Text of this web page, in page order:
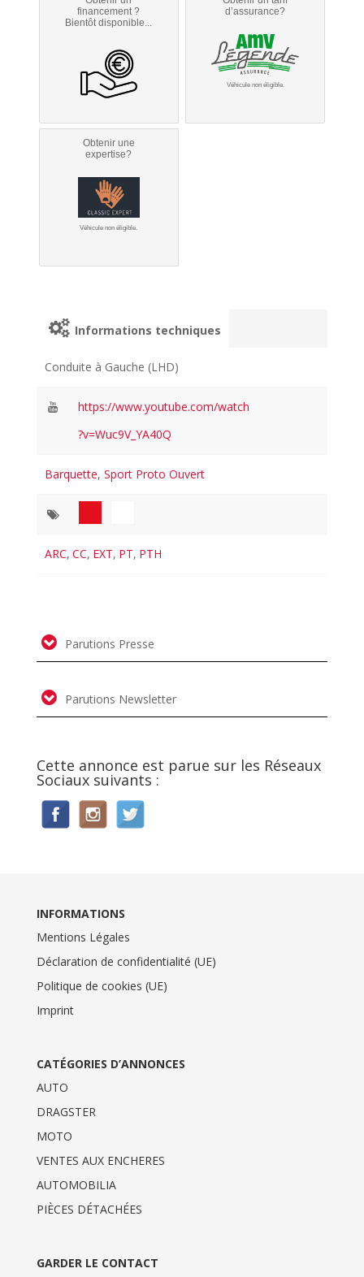
financement ?
Bientôt disponible...
d’assurance?
Véhicule non éligible.
Obtenir une
expertise?
Véhicule non éligible.
Informations techniques
Conduite à Gauche (LHD)
https://www.youtube.com/watch
?v=Wuc9V_YA40Q
Barquette,Sport Proto Ouvert
ARC, CC, EXT, PT, PTH
Parutions Presse
Parutions Newsletter
Cette annonce est parue sur les Réseaux
Sociaux suivants :
INFORMATIONS
Mentions Légales
Déclaration de confidentialité (UE)
Politique de cookies (UE)
Imprint
CATÉGORIES D’ANNONCES
AUTO
DRAGSTER
MOTO
VENTES AUX ENCHERES
AUTOMOBILIA
PIÈCES DÉTACHÉES
GARDER LE CONTACT